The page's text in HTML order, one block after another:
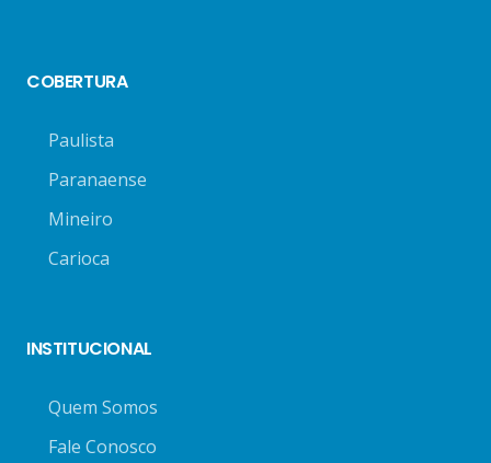
COBERTURA
Paulista
Paranaense
Mineiro
Carioca
INSTITUCIONAL
Quem Somos
Fale Conosco